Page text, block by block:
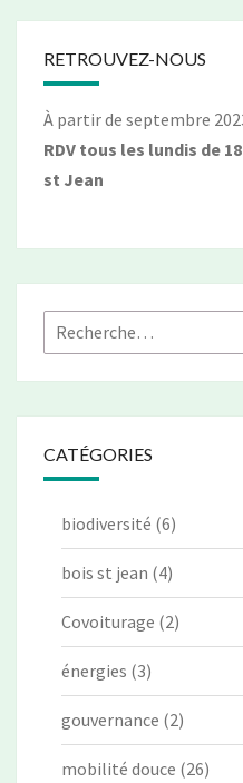
RETROUVEZ-NOUS
À partir de septembre
RDV tous les lundis de
st Jean
Rechercher :
CATÉGORIES
biodiversité (6)
bois st jean (4)
Covoiturage (2)
énergies (3)
gouvernance (2)
mobilité douce (26)